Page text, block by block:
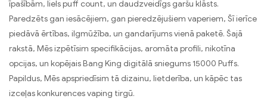
īpašībām, liels puff count, un daudzveidīgs garšu klāsts.
Paredzēts gan iesācējiem, gan pieredzējušiem vaperiem, Šī ierīce
piedāvā ērtības, ilgmūžība, un gandarījums vienā paketē. Šajā
rakstā, Mēs izpētīsim specifikācijas, aromāta profili, nikotīna
opcijas, un kopējais Bang King digitālā sniegums 15000 Puffs.
Papildus, Mēs apspriedīsim tā dizainu, lietderība, un kāpēc tas
izceļas konkurences vaping tirgū.